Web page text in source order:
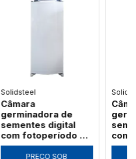
Solidsteel
Câmara
germinadora de
sementes digital
com fotoperíodo e
alternância térmica
342 l - SSGFA/342L
PREÇO SOB
com